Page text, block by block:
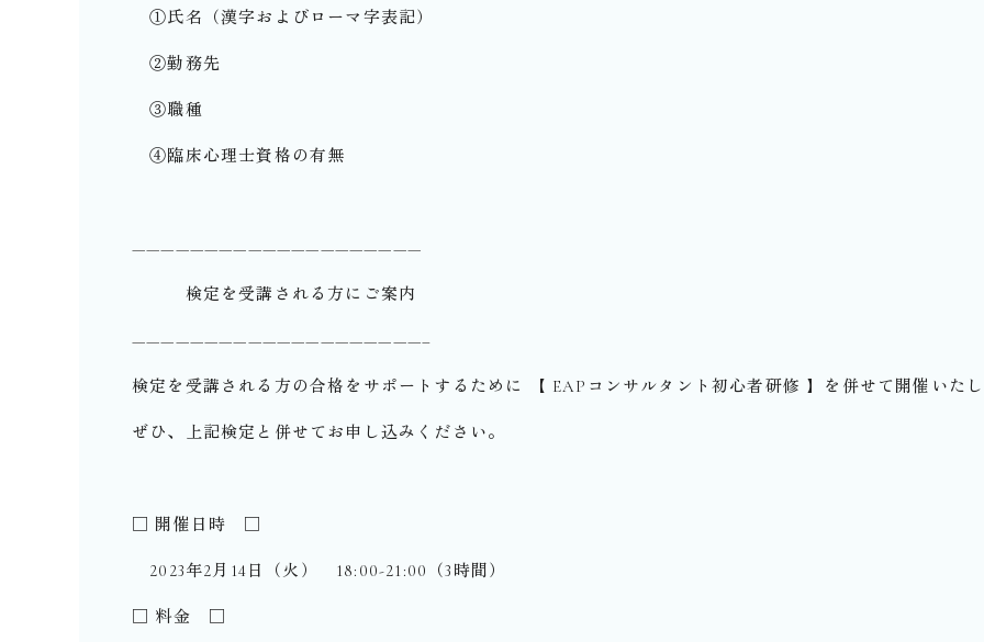
①氏名（漢字およびローマ字表記）
②勤務先
③職種
④臨床心理士資格の有無
————————————————————
検定を受講される方にご案内
————————————————————–
検定を受講される方の合格をサポートするために 【 EAPコンサルタント初心者研修 】を併せて開催いた
ぜひ、上記検定と併せてお申し込みください。
□ 開催日時 □
2023年2月14日（火） 18:00-21:00（3時間）
□ 料金 □